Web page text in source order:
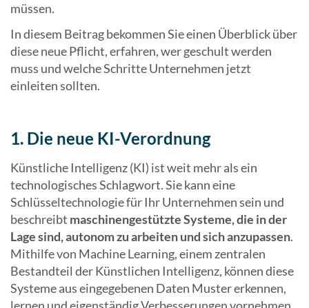
müssen.
In diesem Beitrag bekommen Sie einen Überblick über
diese neue Pflicht, erfahren, wer geschult werden
muss und welche Schritte Unternehmen jetzt
einleiten sollten.
1. Die neue KI-Verordnung
Künstliche Intelligenz (KI) ist weit mehr als ein
technologisches Schlagwort. Sie kann eine
Schlüsseltechnologie für Ihr Unternehmen sein und
beschreibt maschinengestützte Systeme, die in der
Lage sind, autonom zu arbeiten und sich anzupassen.
Mithilfe von Machine Learning, einem zentralen
Bestandteil der Künstlichen Intelligenz, können diese
Systeme aus eingegebenen Daten Muster erkennen,